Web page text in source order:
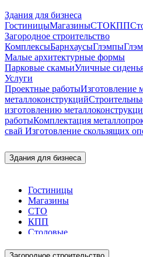
Здания для бизнеса
ГостиницыМагазиныСТОКПП
Загородное строительство
КомплексыБарнхаусыГлэмпы
Малые архитектурные формы
Парковые скамьиУличные
Услуги
Проектные работыИзготовление
металлоконструкций
изготовлению
работыКомплектация
свай Изготовление скользящих
Здания для бизнеса
Гостиницы
Магазины
СТО
КПП
Столовые